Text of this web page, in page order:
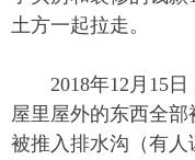
土方一起拉走。
2018年12月15日
屋里屋外的东西全
被推入排水沟（有